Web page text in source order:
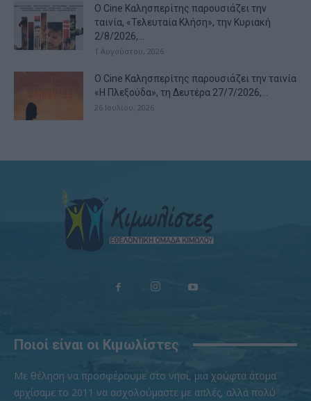
Ο Cine Καλησπερίτης παρουσιάζει την
ταινία, «Τελευταία Κλήση», την Κυριακή
2/8/2026,...
1 Αυγούστου, 2026
Ο Cine Καλησπερίτης παρουσιάζει την ταινία
«Η Πλεξούδα», τη Δευτέρα 27/7/2026,...
26 Ιουλίου, 2026
Ποιοί είναι οι Κιμωλίστες
Με θέληση να προσφέρουμε στο νησί, μια χούφτα άτομα
αρχίσαμε το 2011 να ασχολούμαστε με απλές, αλλά πολύ